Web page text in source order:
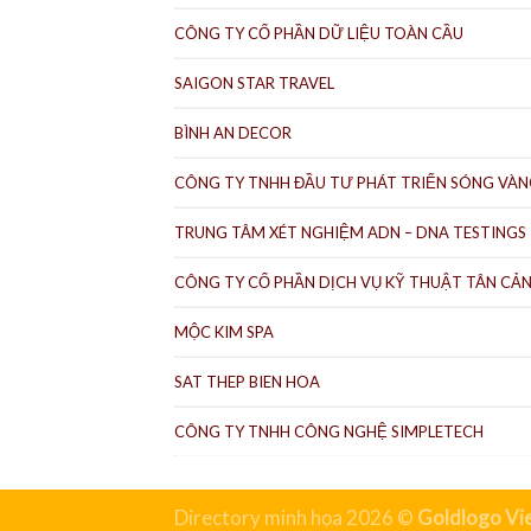
CÔNG TY CỔ PHẦN DỮ LIỆU TOÀN CẦU
SAIGON STAR TRAVEL
BÌNH AN DECOR
CÔNG TY TNHH ĐẦU TƯ PHÁT TRIỂN SÓNG
TRUNG TÂM XÉT NGHIỆM ADN – DNA TESTINGS
CÔNG TY CỔ PHẦN DỊCH VỤ KỸ THUẬT TÂN
MỘC KIM SPA
SAT THEP BIEN HOA
CÔNG TY TNHH CÔNG NGHỆ SIMPLETECH
Directory minh họa 2026 © Goldlogo